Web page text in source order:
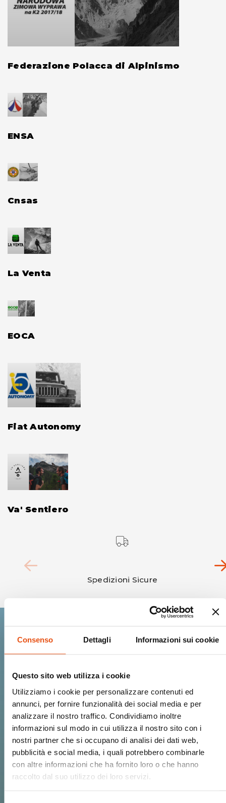
Consenso Dettagli Informazioni sui cookie
Questo sito web utilizza i cookie
Utilizziamo i cookie per personalizzare contenuti ed
annunci, per fornire funzionalità dei social media e per
analizzare il nostro traffico. Condividiamo inoltre
informazioni sul modo in cui utilizza il nostro sito con i
nostri partner che si occupano di analisi dei dati web,
pubblicità e social media, i quali potrebbero combinarle
con altre informazioni che ha fornito loro o che hanno
raccolto dal suo utilizzo dei loro servizi.
Federazione Polacca di Alpinismo
ENSA
Cnsas
La Venta
EOCA
Fiat Autonomy
Va' Sentiero
Spedizioni Sicure
Entra nella Ferrino
Ricevi Novità, Anteprime, Offerte esclusive
e tutto il calore del mondo Ferrino!
ISCRIVIMI